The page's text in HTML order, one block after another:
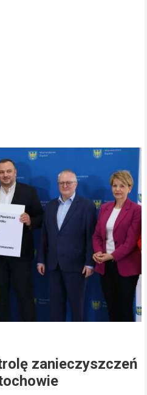
zanieczyszczeń